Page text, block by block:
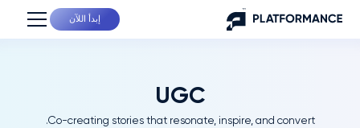
إبدأ اللآن
UGC
Co-creating stories that resonate, inspire, and convert.